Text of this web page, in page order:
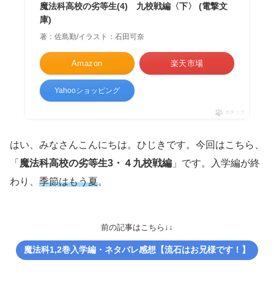
魔法科高校の劣等生(4) 九校戦編〈下〉 (電撃文
庫)
著：佐島勤/イラスト：石田可奈
Amazon 楽天市場
Yahooショッピング
ポチップ
はい、みなさんこんにちは。ひじきです。今回はこちら、
「 魔法科高校の劣等生3・４九校戦編 」です。入学編が終
わり、 季節はもう夏。
前の記事はこちら↓↓
魔法科1,2巻入学編・ネタバレ感想【流石はお兄様です！】